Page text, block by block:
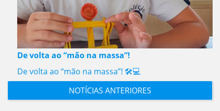
De volta ao “mão na massa”!
De volta ao “mão na massa”! 🛠️💻
NOTÍCIAS ANTERIORES